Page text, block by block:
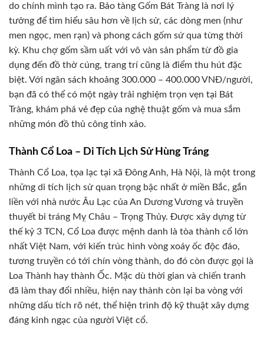
do chính mình tạo ra. Bảo tàng Gốm Bát Tràng là nơi lý
tưởng để tìm hiểu sâu hơn về lịch sử, các dòng men (như
men ngọc, men rạn) và phong cách gốm sứ qua từng thời
kỳ. Khu chợ gốm sầm uất với vô vàn sản phẩm từ đồ gia
dụng đến đồ thờ cúng, trang trí cũng là điểm thu hút đặc
biệt. Với ngân sách khoảng 300.000 – 400.000 VNĐ/người,
bạn đã có thể có một ngày trải nghiệm trọn vẹn tại Bát
Tràng, khám phá vẻ đẹp của nghệ thuật gốm và mua sắm
những món đồ thủ công tinh xảo.
Thành Cổ Loa – Di Tích Lịch Sử Hùng Tráng
Thành Cổ Loa, tọa lạc tại xã Đông Anh, Hà Nội, là một trong
những di tích lịch sử quan trọng bậc nhất ở miền Bắc, gắn
liền với nhà nước Âu Lạc của An Dương Vương và truyền
thuyết bi tráng Mỵ Châu – Trọng Thủy. Được xây dựng từ
thế kỷ 3 TCN, Cổ Loa được mệnh danh là tòa thành cổ lớn
nhất Việt Nam, với kiến trúc hình vòng xoáy ốc độc đáo,
tương truyền có tới chín vòng thành, do đó còn được gọi là
Loa Thành hay thành Ốc. Mặc dù thời gian và chiến tranh
đã làm thay đổi nhiều, hiện nay thành còn lại ba vòng với
những dấu tích rõ nét, thể hiện trình độ kỹ thuật xây dựng
đáng kinh ngạc của người Việt cổ.